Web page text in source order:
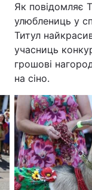
Як повідомляє
улюблениць у
Титул
учасниць
грошові
на сіно.